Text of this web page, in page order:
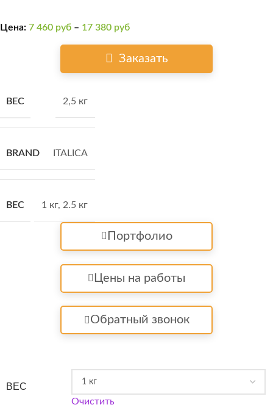
Цена: 7 460 руб – 17 380 руб
Заказать
ВЕС 2,5 кг
BRAND ITALICA
ВЕС 1 кг, 2.5 кг
Портфолио
Цены на работы
Обратный звонок
ВЕС
Очистить